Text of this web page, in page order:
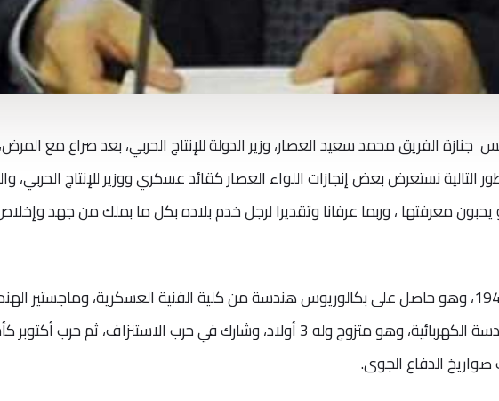
جنازة الفريق محمد سعيد العصار، وزير الدولة للإنتاج الحربي، بعد صراع مع المرض،
التالية نستعرض بعض إنجازات اللواء العصار كقائد عسكري ووزير للإنتاج الحربي،
يحبون معرفتها ، وربما عرفانا وتقديرا لرجل خدم بلاده بكل ما بملك من جهد
ولد العصار فى 3 يونيو 1946، وهو حاصل على بكالوريوس هندسة من كلية الفنية العسكرية، وماجستير
الكهربائية، ودكتوراة الهندسة الكهربائية، وهو متزوج وله 3 أولاد، وشارك في حرب الاستنزاف، ثم حرب
الدفاع الجوى.